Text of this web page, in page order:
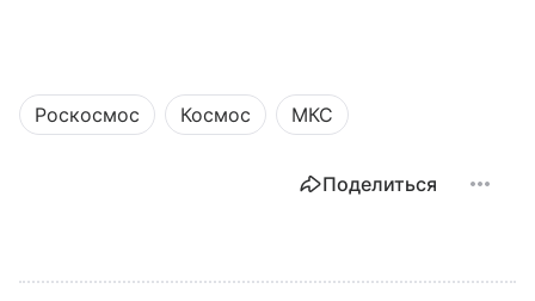
Роскосмос Космос МКС
Поделиться